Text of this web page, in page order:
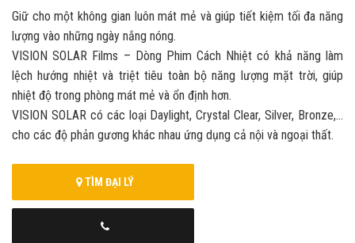
Giữ cho một không gian luôn mát mẻ và giúp tiết kiệm tối đa năng
lượng vào những ngày nắng nóng.
VISION SOLAR Films – Dòng Phim Cách Nhiệt có khả năng làm
lệch hướng nhiệt và triệt tiêu toàn bộ năng lượng mặt trời, giúp
nhiệt độ trong phòng mát mẻ và ổn định hơn.
VISION SOLAR có các loại Daylight, Crystal Clear, Silver, Bronze,…
cho các độ phản gương khác nhau ứng dụng cả nội và ngoại thất.
TÌM ĐẠI LÝ